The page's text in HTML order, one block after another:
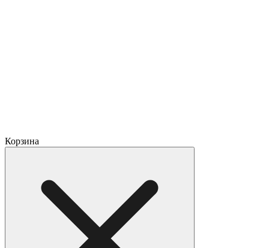
Корзина